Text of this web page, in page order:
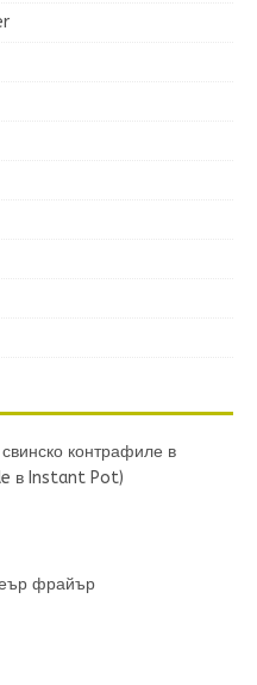
контрафиле в
в Instant Pot)
фрайър